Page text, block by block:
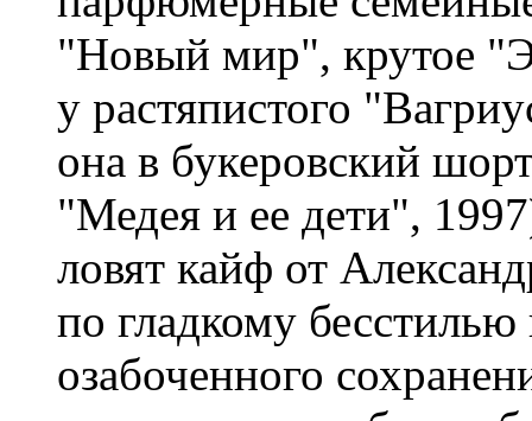
"Новый мир", крутое
у растяпистого
она в букеровский
"Медея и ее дети",
ловят кайф от
по гладкому
озабоченного